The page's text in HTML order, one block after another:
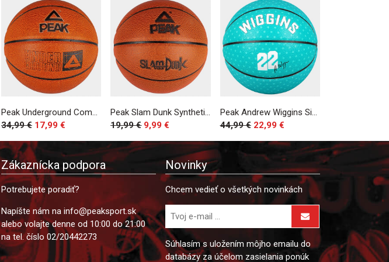
Peak Underground Composite Indoor/Outdoor Basketball Sz. 7 Brown
34,99 € 17,99 €
Peak Slam Dunk Synthetic Leather Sz. 7 Brown
19,99 € 9,99 €
Peak Andrew Wiggins Signature Composite Indoor/Outdoor Basketball Sz. 7 Peacock Green
44,99 € 22,99 €
Zákaznícka podpora
Potrebujete poradiť?
Napíšte nám na info@peaksport.sk
alebo volajte denne od 10:00 do 21:00
na tel. číslo 02/20442273
Novinky
Chcem vedieť o všetkých novinkách
Súhlasím s uložením môjho emailu do
databázy za účelom zasielania ponúk